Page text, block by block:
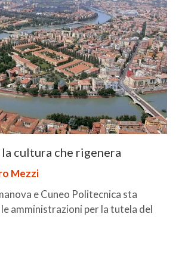
cultura che rigenera
Mezzi
e Cuneo Politecnica sta
amministrazioni per la tutela del